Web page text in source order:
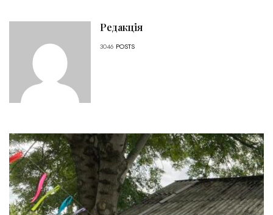
Редакція
3046 POSTS